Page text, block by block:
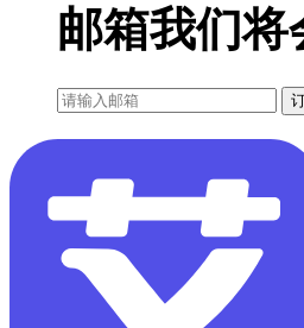
邮箱我们将